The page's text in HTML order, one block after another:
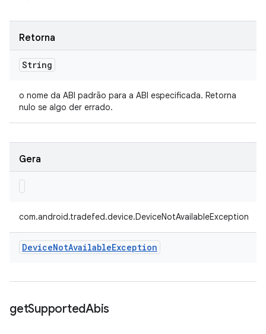
Retorna
String
o nome da ABI padrão para a ABI especificada. Retorna
nulo se algo der errado.
Gera
com.android.tradefed.device.DeviceNotAvailableException
DeviceNotAvailableException
getSupportedAbis